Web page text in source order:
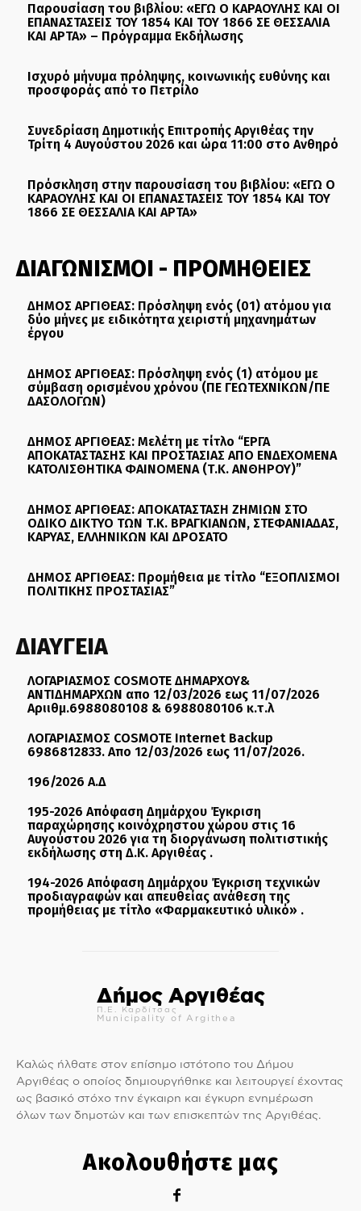
Παρουσίαση του βιβλίου: «ΕΓΩ Ο ΚΑΡΑΟΥΛΗΣ ΚΑΙ ΟΙ
ΕΠΑΝΑΣΤΑΣΕΙΣ ΤΟΥ 1854 ΚΑΙ ΤΟΥ 1866 ΣΕ ΘΕΣΣΑΛΙΑ
ΚΑΙ ΑΡΤΑ» – Πρόγραμμα Εκδήλωσης
Ισχυρό μήνυμα πρόληψης, κοινωνικής ευθύνης και
προσφοράς από το Πετρίλο
Συνεδρίαση Δημοτικής Επιτροπής Αργιθέας την
Τρίτη 4 Αυγούστου 2026 και ώρα 11:00 στο Ανθηρό
Πρόσκληση στην παρουσίαση του βιβλίου: «ΕΓΩ Ο
ΚΑΡΑΟΥΛΗΣ ΚΑΙ ΟΙ ΕΠΑΝΑΣΤΑΣΕΙΣ ΤΟΥ 1854 ΚΑΙ ΤΟΥ
1866 ΣΕ ΘΕΣΣΑΛΙΑ ΚΑΙ ΑΡΤΑ»
ΔΙΑΓΩΝΙΣΜΟΙ - ΠΡΟΜΗΘΕΙΕΣ
ΔΗΜΟΣ ΑΡΓΙΘΕΑΣ: Πρόσληψη ενός (01) ατόμου για
δύο μήνες με ειδικότητα χειριστή μηχανημάτων
έργου
ΔΗΜΟΣ ΑΡΓΙΘΕΑΣ: Πρόσληψη ενός (1) ατόμου με
σύμβαση ορισμένου χρόνου (ΠΕ ΓΕΩΤΕΧΝΙΚΩΝ/ΠΕ
ΔΑΣΟΛΟΓΩΝ)
ΔΗΜΟΣ ΑΡΓΙΘΕΑΣ: Μελέτη με τίτλο “ΕΡΓΑ
ΑΠΟΚΑΤΑΣΤΑΣΗΣ ΚΑΙ ΠΡΟΣΤΑΣΙΑΣ ΑΠΟ ΕΝΔΕΧΟΜΕΝΑ
ΚΑΤΟΛΙΣΘΗΤΙΚΑ ΦΑΙΝΟΜΕΝΑ (Τ.Κ. ΑΝΘΗΡΟΥ)”
ΔΗΜΟΣ ΑΡΓΙΘΕΑΣ: ΑΠΟΚΑΤΑΣΤΑΣΗ ΖΗΜΙΩΝ ΣΤΟ
ΟΔΙΚΟ ΔΙΚΤΥΟ ΤΩΝ Τ.Κ. ΒΡΑΓΚΙΑΝΩΝ, ΣΤΕΦΑΝΙΑΔΑΣ,
ΚΑΡΥΑΣ, ΕΛΛΗΝΙΚΩΝ ΚΑΙ ΔΡΟΣΑΤΟ
ΔΗΜΟΣ ΑΡΓΙΘΕΑΣ: Προμήθεια με τίτλο “ΕΞΟΠΛΙΣΜΟΙ
ΠΟΛΙΤΙΚΗΣ ΠΡΟΣΤΑΣΙΑΣ”
ΔΙΑΥΓΕΙΑ
ΛΟΓΑΡΙΑΣΜΟΣ COSMOTE ΔΗΜΑΡΧΟΥ&
ΑΝΤΙΔΗΜΑΡΧΩΝ απο 12/03/2026 εως 11/07/2026
Αριιθμ.6988080108 & 6988080106 κ.τ.λ
ΛΟΓΑΡΙΑΣΜΟΣ COSMOTE Internet Backup
6986812833. Απο 12/03/2026 εως 11/07/2026.
196/2026 Α.Δ
195-2026 Απόφαση Δημάρχου Έγκριση
παραχώρησης κοινόχρηστου χώρου στις 16
Αυγούστου 2026 για τη διοργάνωση πολιτιστικής
εκδήλωσης στη Δ.Κ. Αργιθέας .
194-2026 Απόφαση Δημάρχου Έγκριση τεχνικών
προδιαγραφών και απευθείας ανάθεση της
προμήθειας με τίτλο «Φαρμακευτικό υλικό» .
Δήμος Αργιθέας
Π.Ε. Καρδίτσας
Municipality of Argithea
Καλώς ήλθατε στον επίσημο ιστότοπο του Δήμου
Αργιθέας ο οποίος δημιουργήθηκε και λειτουργεί έχοντας
ως βασικό στόχο την έγκαιρη και έγκυρη ενημέρωση
όλων των δημοτών και των επισκεπτών της Αργιθέας.
Ακολουθήστε μας